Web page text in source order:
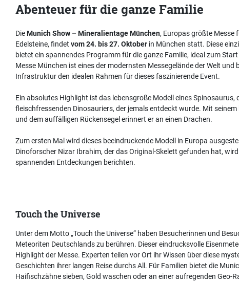
Abenteuer für die ganze Familie
DieMunich Show – Mineralientage München, Europas größte Messe
Edelsteine, findet vom 24. bis 27. Oktober in München statt. Diese
bietet ein spannendes Programm für die ganze Familie, ideal zum
Messe München ist eines der modernsten Messegelände der Welt und
Infrastruktur den idealen Rahmen für dieses faszinierende Event.
Ein absolutes Highlight ist das lebensgroße Modell eines Spinosaurus,
fleischfressenden Dinosauriers, der jemals entdeckt wurde. Mit
und dem auffälligen Rückensegel erinnert er an einen Drachen.
Zum ersten Mal wird dieses beeindruckende Modell in Europa
Dinoforscher Nizar Ibrahim, der das Original-Skelett gefunden hat,
spannenden Entdeckungen berichten.
Touch the Universe
Unter dem Motto „Touch the Universe“ haben Besucherinnen und
Meteoriten Deutschlands zu berühren. Dieser eindrucksvolle
Highlight der Messe. Experten teilen vor Ort ihr Wissen über diese
Geschichten ihrer langen Reise durchs All. Für Familien bietet die
Haifischzähne sieben, Gold waschen oder an einer aufregenden Geo-